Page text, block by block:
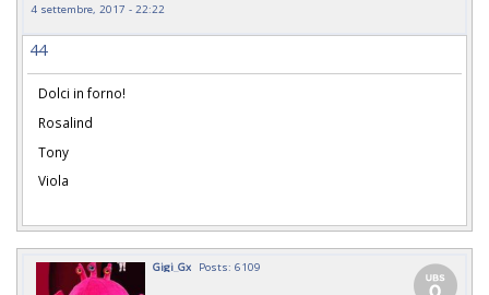
4 settembre, 2017 - 22:22
44
Dolci in forno!
Rosalind
Tony
Viola
Gigi_Gx Posts: 6109